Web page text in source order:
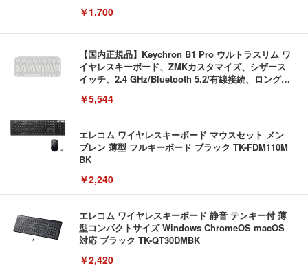
￥1,700
【国内正規品】Keychron B1 Pro ウルトラスリム ワ
イヤレスキーボード、ZMKカスタマイズ、シザース
イッチ、2.4 GHz/Bluetooth 5.2/有線接続、ロングバ
リーホワイト（かな印字なし）, JISレイアウト)
￥5,544
エレコム ワイヤレスキーボード マウスセット メン
ブレン 薄型 フルキーボード ブラック TK-FDM110M
BK
￥2,240
エレコム ワイヤレスキーボード 静音 テンキー付 薄
型コンパクトサイズ Windows ChromeOS macOS
対応 ブラック TK-QT30DMBK
￥2,420